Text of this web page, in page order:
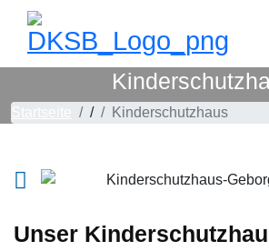
/ Kinderschutzhaus
Unser